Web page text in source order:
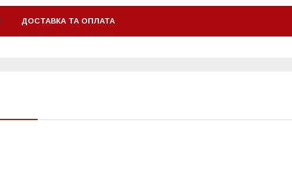
ДОСТАВКА ТА ОПЛАТА